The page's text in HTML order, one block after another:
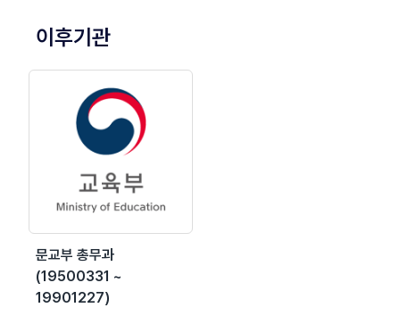
이후기관
문교부 총무과
(19500331 ~
19901227)